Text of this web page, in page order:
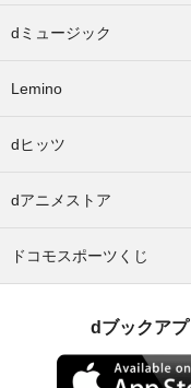
dミュージック
Lemino
dヒッツ
dアニメストア
ドコモスポーツくじ
dブックア